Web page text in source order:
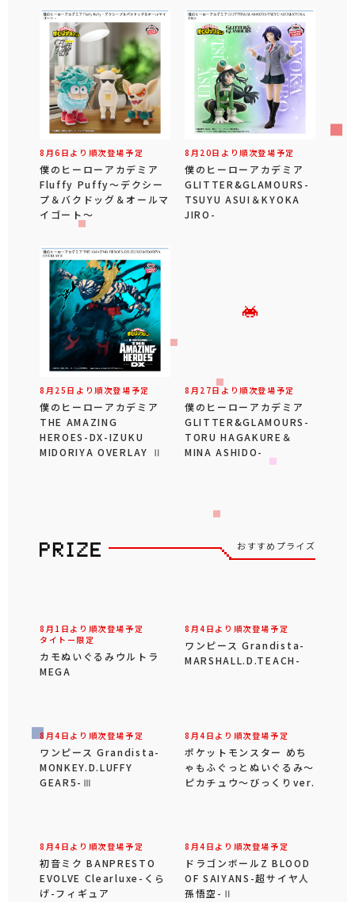
8月6日より順次登場予定
僕のヒーローアカデミア
Fluffy Puffy～デクシー
プ＆バクドッグ＆オールマ
イゴート～
8月20日より順次登場予定
僕のヒーローアカデミア
GLITTER&GLAMOURS-
TSUYU ASUI＆KYOKA
JIRO-
8月25日より順次登場予定
僕のヒーローアカデミア
THE AMAZING
HEROES-DX-IZUKU
MIDORIYA OVERLAY Ⅱ
8月27日より順次登場予定
僕のヒーローアカデミア
GLITTER&GLAMOURS-
TORU HAGAKURE＆
MINA ASHIDO-
おすすめプライズ
8月1日より順次登場予定
タイトー限定
カモぬいぐるみウルトラ
MEGA
8月4日より順次登場予定
ワンピース Grandista-
MARSHALL.D.TEACH-
8月4日より順次登場予定
ワンピース Grandista-
MONKEY.D.LUFFY
GEAR5-Ⅲ
8月4日より順次登場予定
ポケットモンスター めち
ゃもふぐっとぬいぐるみ～
ピカチュウ～びっくりver.
8月4日より順次登場予定
初音ミク BANPRESTO
EVOLVE Clearluxe-くら
げ-フィギュア
8月4日より順次登場予定
ドラゴンボールZ BLOOD
OF SAIYANS-超サイヤ人
孫悟空-Ⅱ